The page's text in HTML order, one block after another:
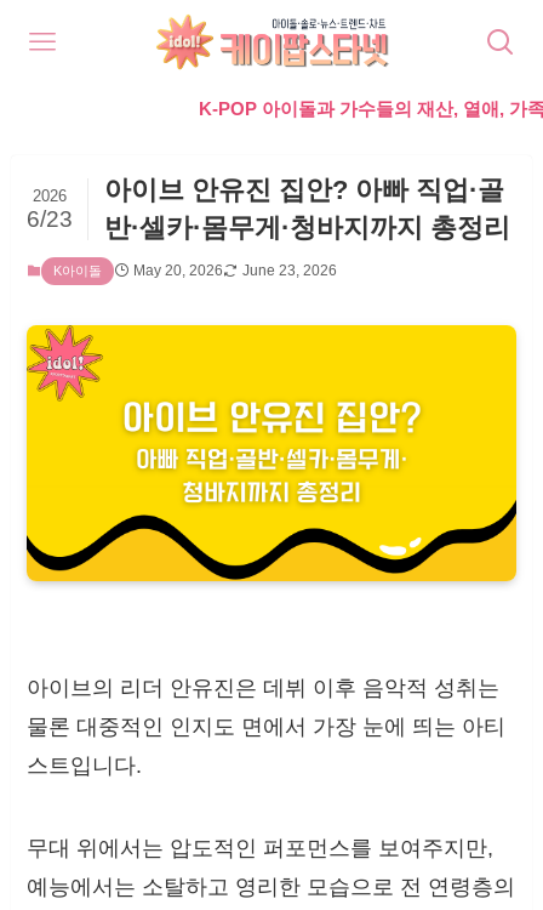
K-POP 아이돌과 가수들의 재산, 열애, 가족, 라이프,
아이브 안유진 집안? 아빠 직업·골
반·셀카·몸무게·청바지까지 총정리
2026
6/23
K아이돌 May 20, 2026 June 23, 2026
아이브의 리더 안유진은 데뷔 이후 음악적 성취는
물론 대중적인 인지도 면에서 가장 눈에 띄는 아티
스트입니다.
무대 위에서는 압도적인 퍼포먼스를 보여주지만,
예능에서는 소탈하고 영리한 모습으로 전 연령층의